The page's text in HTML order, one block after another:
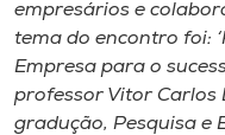
Editora
Rádio
empresários e
tema do encontro foi:
Empresa para o
professor Vitor Carlos
gradução, Pesquisa e